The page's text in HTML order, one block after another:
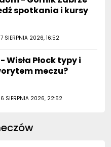
spotkania i kursy
SIERPNIA 2026, 16:52
Wisła Płock typy i
meczu?
6 SIERPNIA 2026, 22:52